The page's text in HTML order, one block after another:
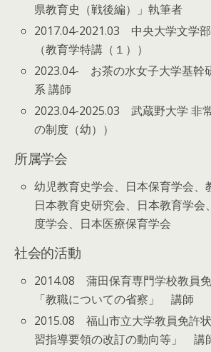
県教育史（戦後編）」執筆者
2017.04-2021.03 中央大学文学
（教育学特講（１））
2023.04- お茶の水女子大学基幹
系 講師
2023.04-2025.03 武蔵野大学 非
の制度（幼））
所属学会
幼児教育史学会、日本保育学会、
日本教育史研究会、日本教育学会
度学会、日本医療保育学会
社会的活動
2014.08 蒲田保育専門学校教員
「教職についての省察」 講師
2015.08 福山市立大学教員免許
習指導要領の改訂の動向等」 講